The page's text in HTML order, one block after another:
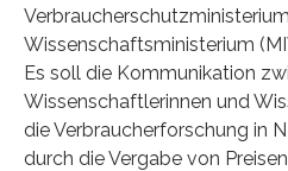
Wissenschaftsministerium
Es soll die Kommunikation
Wissenschaftlerinnen und
die Verbraucherforschung in
durch die Vergabe von